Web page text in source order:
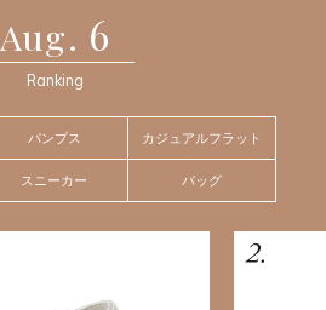
Aug. 6
Ranking
パンプス カジュアルフラット
スニーカー バッグ